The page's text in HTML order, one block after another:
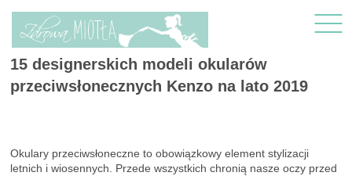
15 designerskich modeli okularów
przeciwsłonecznych Kenzo na lato 2019
Okulary przeciwsłoneczne to obowiązkowy element stylizacji
letnich i wiosennych. Przede wszystkich chronią nasze oczy przed